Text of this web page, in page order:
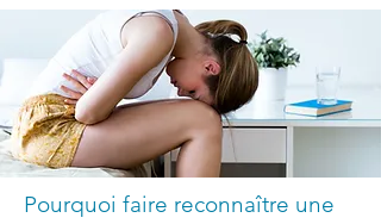
Pourquoi faire reconnaître une